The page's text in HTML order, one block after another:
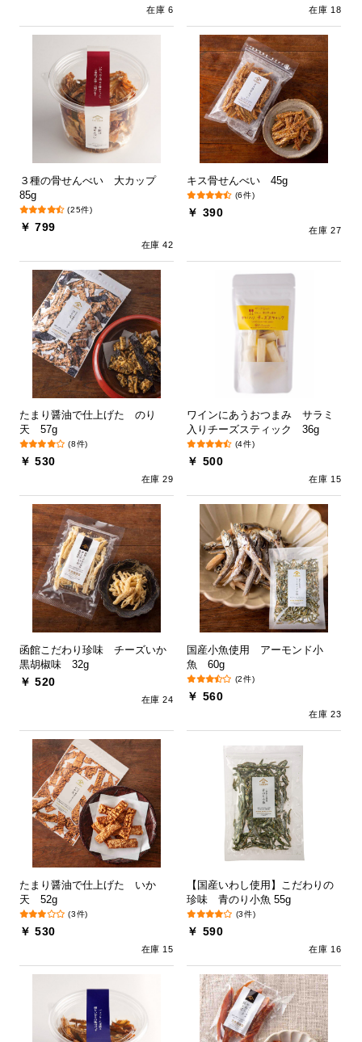
在庫 6 在庫 18
３種の骨せんべい 大カップ
85g
(25件)
￥ 799
在庫 42
キス骨せんべい 45g
(6件)
￥ 390
在庫 27
たまり醤油で仕上げた のり
天 57g
(8件)
￥ 530
在庫 29
ワインにあうおつまみ サラミ
入りチーズスティック 36g
(4件)
￥ 500
在庫 15
函館こだわり珍味 チーズいか
黒胡椒味 32g
￥ 520
在庫 24
国産小魚使用 アーモンド小
魚 60g
(2件)
￥ 560
在庫 23
たまり醤油で仕上げた いか
天 52g
(3件)
￥ 530
在庫 15
【国産いわし使用】こだわりの
珍味 青のり小魚 55g
(3件)
￥ 590
在庫 16